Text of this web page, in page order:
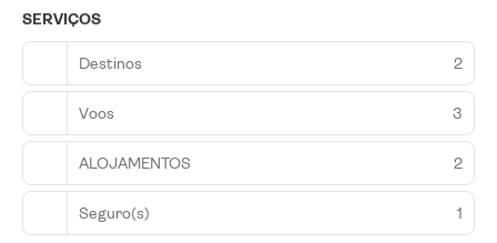
SERVIÇOS
Destinos 2
Voos 3
ALOJAMENTOS 2
Seguro(s) 1